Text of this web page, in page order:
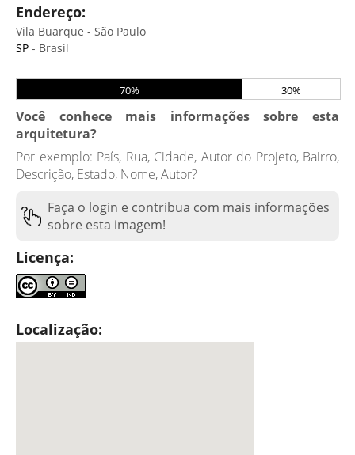
Endereço:
Vila Buarque - São Paulo
SP - Brasil
70% 30%
Você conhece mais informações sobre esta
arquitetura?
Por exemplo: País, Rua, Cidade, Autor do Projeto, Bairro,
Descrição, Estado, Nome, Autor?
Faça o login e contribua com mais informações
sobre esta imagem!
Licença:
Localização: